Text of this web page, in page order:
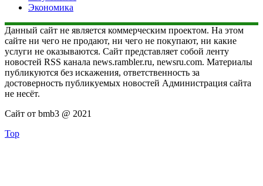
Экономика
Данный сайт не является коммерческим проектом. На этом
сайте ни чего не продают, ни чего не покупают, ни какие
услуги не оказываются. Сайт представляет собой ленту
новостей RSS канала news.rambler.ru, newsru.com. Материалы
публикуются без искажения, ответственность за
достоверность публикуемых новостей Администрация сайта
не несёт.
Сайт от bmb3 @ 2021
Top